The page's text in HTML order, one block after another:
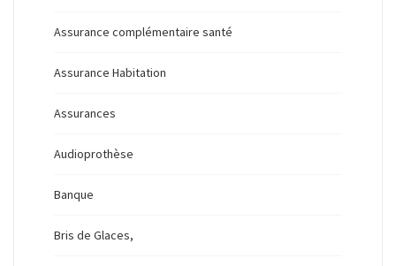
Assurance complémentaire santé
Assurance Habitation
Assurances
Audioprothèse
Banque
Bris de Glaces,